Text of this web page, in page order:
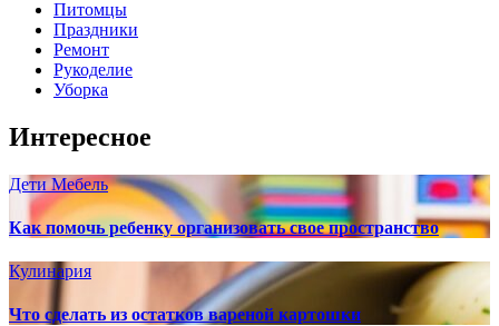
Питомцы
Праздники
Ремонт
Рукоделие
Уборка
Интересное
ДетиМебель
Как помочь ребенку организовать свое пространство
Кулинария
Что сделать из остатков вареной картошки